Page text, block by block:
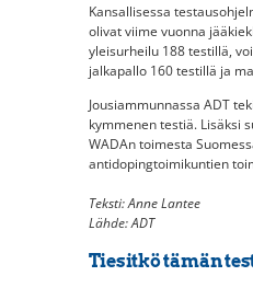
Kansallisessa
olivat viime vuonna
yleisurheilu 188 testillä,
jalkapallo 160 testillä ja
Jousiammunnassa ADT
kymmenen testiä. Lisäksi
WADAn toimesta
antidopingtoimikuntien
Teksti: Anne Lantee
Lähde: ADT
Tiesitkö tämän